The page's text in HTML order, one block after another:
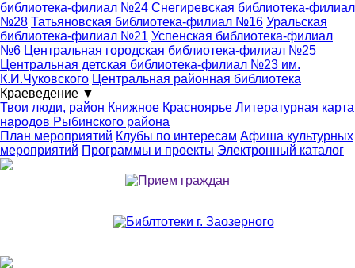
библиотека-филиал №24 Снегиревская библиотека-филиал
№28 Татьяновская библиотека-филиал №16 Уральская
библиотека-филиал №21 Успенская библиотека-филиал
№6 Центральная городская библиотека-филиал №25
Центральная детская библиотека-филиал №23 им.
К.И.Чуковского Центральная районная библиотека
Краеведение ▼
Твои люди, район Книжное Красноярье Литературная карта
народов Рыбинского района
План мероприятий Клубы по интересам Афиша культурных
мероприятий Программы и проекты Электронный каталог